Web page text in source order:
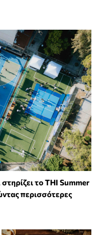
το THI Summer
περισσότερες